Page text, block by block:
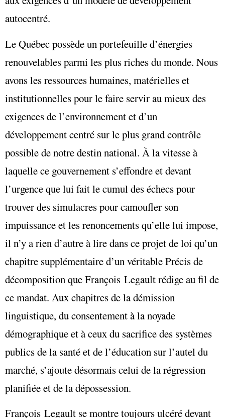
autocentré.
Le Québec possède un portefeuille d’énergies
renouvelables parmi les plus riches du monde. Nous
avons les ressources humaines, matérielles et
institutionnelles pour le faire servir au mieux des
exigences de l’environnement et d’un
développement centré sur le plus grand contrôle
possible de notre destin national. À la vitesse à
laquelle ce gouvernement s’effondre et devant
l’urgence que lui fait le cumul des échecs pour
trouver des simulacres pour camoufler son
impuissance et les renoncements qu’elle lui impose,
il n’y a rien d’autre à lire dans ce projet de loi qu’un
chapitre supplémentaire d’un véritable Précis de
décomposition que François Legault rédige au fil de
ce mandat. Aux chapitres de la démission
linguistique, du consentement à la noyade
démographique et à ceux du sacrifice des systèmes
publics de la santé et de l’éducation sur l’autel du
marché, s’ajoute désormais celui de la régression
planifiée et de la dépossession.
François Legault se montre toujours ulcéré devant